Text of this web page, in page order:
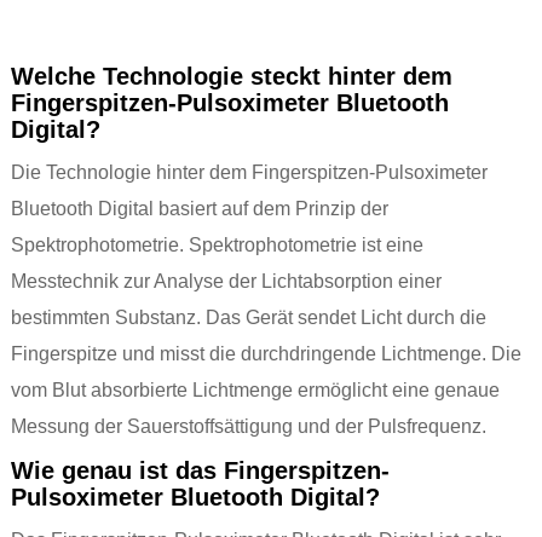
Welche Technologie steckt hinter dem
Fingerspitzen-Pulsoximeter Bluetooth
Digital?
Die Technologie hinter dem Fingerspitzen-Pulsoximeter
Bluetooth Digital basiert auf dem Prinzip der
Spektrophotometrie. Spektrophotometrie ist eine
Messtechnik zur Analyse der Lichtabsorption einer
bestimmten Substanz. Das Gerät sendet Licht durch die
Fingerspitze und misst die durchdringende Lichtmenge. Die
vom Blut absorbierte Lichtmenge ermöglicht eine genaue
Messung der Sauerstoffsättigung und der Pulsfrequenz.
Wie genau ist das Fingerspitzen-
Pulsoximeter Bluetooth Digital?